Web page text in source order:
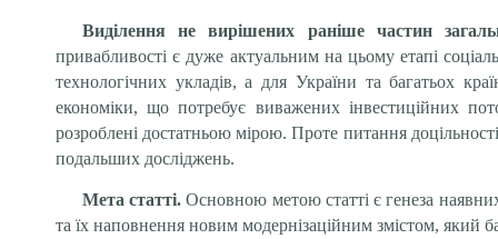
Виділення не вирішених раніше частин
привабливості є дуже актуальним на цьому етапі
технологічних укладів, а для України та багатьох
економіки, що потребує виважених інвестиційних
розроблені достатньою мірою. Проте питання
подальших досліджень.
Мета статті.Основною метою статті є генеза
та їх наповнення новим модернізаційним змістом, який